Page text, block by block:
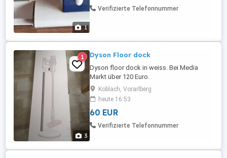
1
Verifizierte Telefonnummer
3
1 Dyson Floor dock
Dyson floor dock in weiss. Bei Media
Markt über 120 Euro.
Koblach, Vorarlberg
heute 16:53
60 EUR
Verifizierte Telefonnummer